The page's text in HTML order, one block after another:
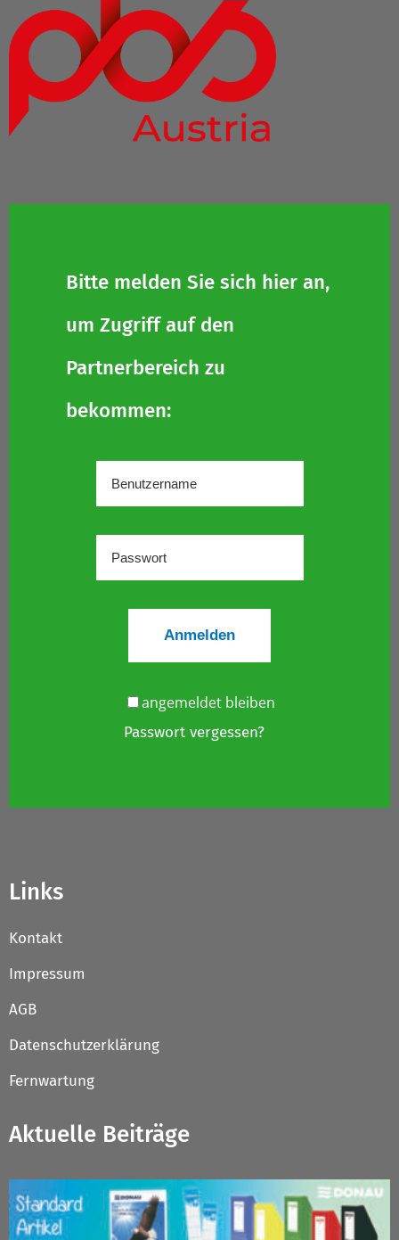
Bitte melden Sie sich hier an,
um Zugriff auf den
Partnerbereich zu
bekommen:
angemeldet bleiben
Passwort vergessen?
Links
Kontakt
Impressum
AGB
Datenschutzerklärung
Fernwartung
Aktuelle Beiträge